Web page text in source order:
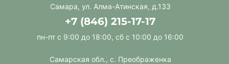
Самара, ул. Алма-Атинская, д.133
+7 (846) 215-17-17
пн-пт с 9:00 до 18:00, сб с 10:00 до 16:00
Самарская обл., с. Преображенка